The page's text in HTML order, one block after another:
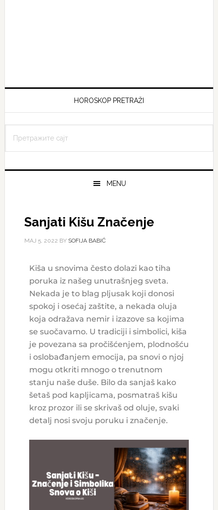
HOROSKOP PRETRAŽI
MENU
Sanjati Kišu Značenje
МАЈ 5, 2022 BY SOFIJA BABIĆ
Kiša u snovima često dolazi kao tiha
poruka iz našeg unutrašnjeg sveta.
Nekada je to blag pljusak koji donosi
spokoj i osećaj zaštite, a nekada oluja
koja odražava nemir i izazove sa kojima
se suočavamo. U tradiciji i simbolici, kiša
je povezana sa pročišćenjem, plodnošću
i oslobađanjem emocija, pa snovi o njoj
mogu otkriti mnogo o trenutnom
stanju naše duše. Bilo da sanjaš kako
šetaš pod kapljicama, posmatraš kišu
kroz prozor ili se skrivaš od oluje, svaki
detalj nosi svoju poruku i značenje.